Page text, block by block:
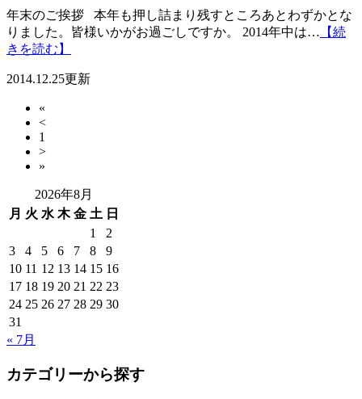
年末のご挨拶 本年も押し詰まり残すところあとわずかとな
りました。皆様いかがお過ごしですか。 2014年中は… 【続
きを読む】
2014.12.25更新
«
<
1
>
»
2026年8月
月 火 水 木 金 土 日
1
2
3
4 5 6 7 8
9
10 11 12 13 14 15 16
17 18 19 20 21 22 23
24 25 26 27 28 29 30
31
« 7月
カテゴリーから探す